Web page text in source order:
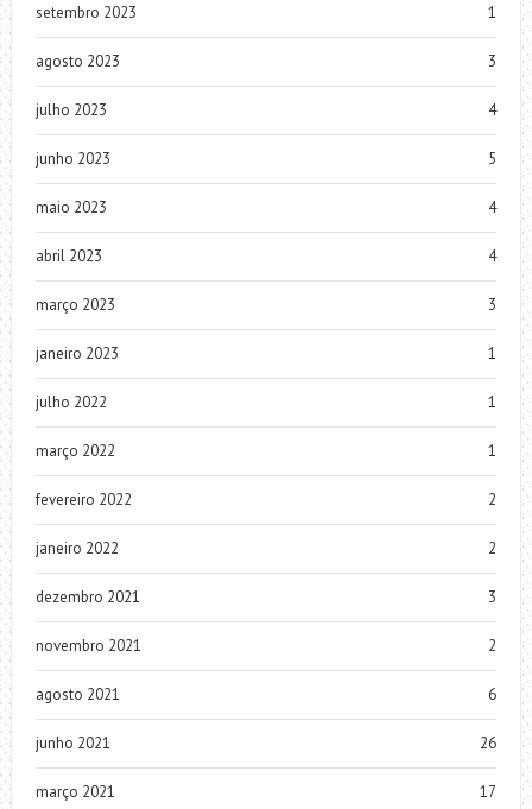
setembro 2023 1
agosto 2023 3
julho 2023 4
junho 2023 5
maio 2023 4
abril 2023 4
março 2023 3
janeiro 2023 1
julho 2022 1
março 2022 1
fevereiro 2022 2
janeiro 2022 2
dezembro 2021 3
novembro 2021 2
agosto 2021 6
junho 2021 26
março 2021 17